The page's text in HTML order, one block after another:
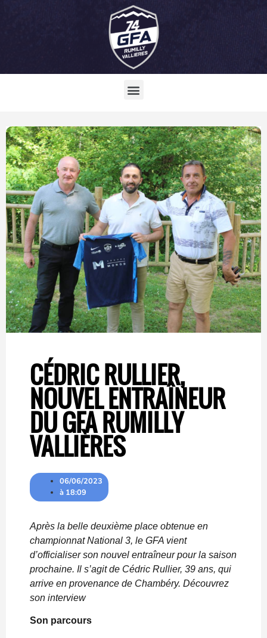
CÉDRIC RULLIER,
NOUVEL ENTRAÎNEUR
DU GFA RUMILLY
VALLIÈRES
06/06/2023
à 18:09
Après la belle deuxième place obtenue en
championnat National 3, le GFA vient
d’officialiser son nouvel entraîneur pour la saison
prochaine. Il s’agit de Cédric Rullier, 39 ans, qui
arrive en provenance de Chambéry. Découvrez
son interview
Son parcours